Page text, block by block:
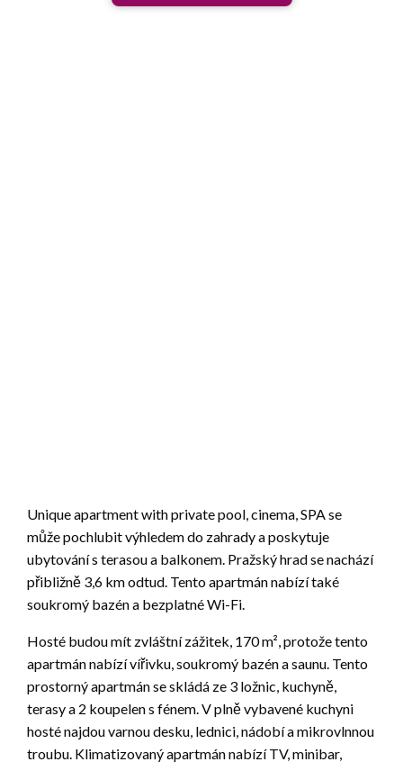
Unique apartment with private pool, cinema, SPA se
může pochlubit výhledem do zahrady a poskytuje
ubytování s terasou a balkonem. Pražský hrad se nachází
přibližně 3,6 km odtud. Tento apartmán nabízí také
soukromý bazén a bezplatné Wi-Fi.
Hosté budou mít zvláštní zážitek, 170 m², protože tento
apartmán nabízí vířivku, soukromý bazén a saunu. Tento
prostorný apartmán se skládá ze 3 ložnic, kuchyně,
terasy a 2 koupelen s fénem. V plně vybavené kuchyni
hosté najdou varnou desku, lednici, nádobí a mikrovlnnou
troubu. Klimatizovaný apartmán nabízí TV, minibar,